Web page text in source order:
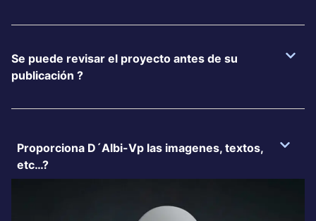
Se puede revisar el proyecto antes de su
publicación ?
Proporciona D´Albi-Vp las imagenes, textos,
etc…?